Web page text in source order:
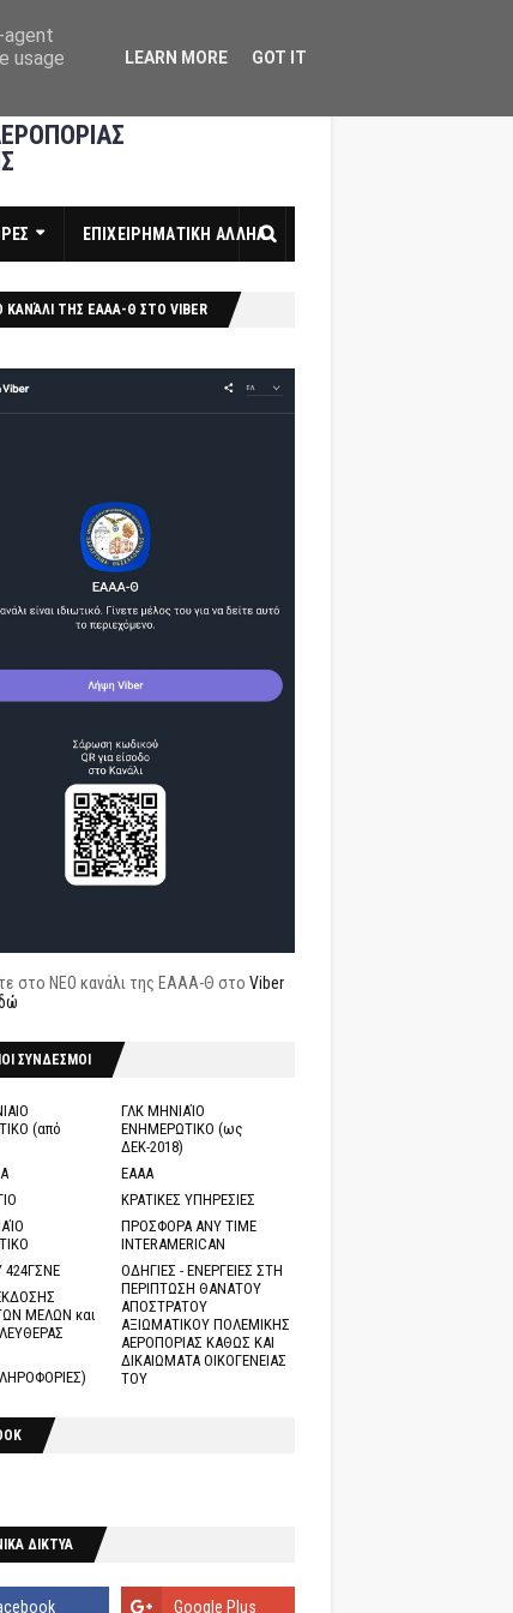
ΕΠΙΧΕΙΡΗΜΑΤΙΚΗ ΑΛΛΗΛ
ΚΑΝΆΛΙ ΤΗΣ ΕΑΑΑ-Θ ΣΤΟ VIBER
στο ΝΕΟ κανάλι της ΕΑΑΑ-Θ στο Viber
ΣΥΝΔΕΣΜΟΙ
(από
ΓΛΚ ΜΗΝΙΑΊΟ
ΕΝΗΜΕΡΩΤΙΚΟ (ως
ΔΕΚ-2018)
ΕΑΑΑ
ΚΡΑΤΙΚΕΣ ΥΠΗΡΕΣΙΕΣ
ΠΡΟΣΦΟΡΑ ANY TIME
INTERAMERICAN
ΟΔΗΓΙΕΣ - ΕΝΕΡΓΕΙΕΣ ΣΤΗ
ΠΕΡΙΠΤΩΣΗ ΘΑΝΑΤΟΥ
ΑΠΟΣΤΡΑΤΟΥ
ΑΞΙΩΜΑΤΙΚΟΥ ΠΟΛΕΜΙΚΗΣ
ΑΕΡΟΠΟΡΙΑΣ ΚΑΘΩΣ ΚΑΙ
ΔΙΚΑΙΩΜΑΤΑ ΟΙΚΟΓΕΝΕΙΑΣ
ΤΟΥ
ΜΕΛΩΝ και
ΔΙΚΤΥΑ
agent
usage
LEARN MORE GOT IT